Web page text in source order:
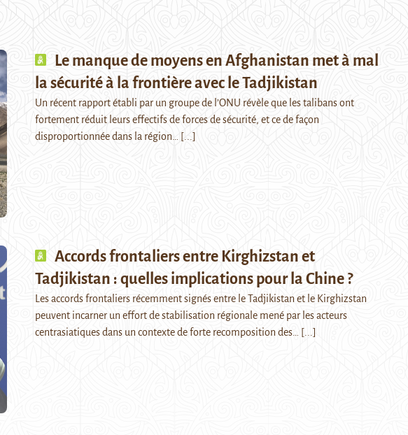
Le manque de moyens en Afghanistan met à mal
la sécurité à la frontière avec le Tadjikistan
Un récent rapport établi par un groupe de l’ONU révèle que les talibans ont
fortement réduit leurs effectifs de forces de sécurité, et ce de façon
disproportionnée dans la région…
[...]
Accords frontaliers entre Kirghizstan et
Tadjikistan : quelles implications pour la Chine ?
Les accords frontaliers récemment signés entre le Tadjikistan et le Kirghizstan
peuvent incarner un effort de stabilisation régionale mené par les acteurs
centrasiatiques dans un contexte de forte recomposition des…
[...]